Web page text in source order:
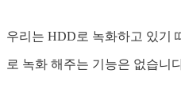
우리는 HDD로 녹화하고 있기
로 녹화 해주는 기능은 없습니